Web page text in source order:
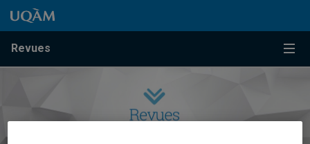
Passer au contenu
Accéder au menu principal
Accéder à la recherche
Passer au contenu
Accéder au menu principal
Revues